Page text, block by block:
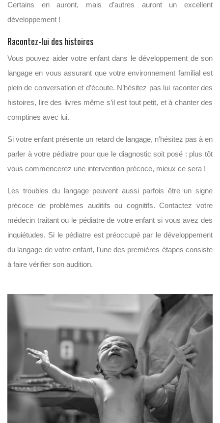
Certains en auront, mais d’autres auront un excellent
développement !
Racontez-lui des histoires
Vous pouvez aider votre enfant dans le développement de son
langage en vous assurant que votre environnement familial est
plein de conversation et d’écoute. N’hésitez pas lui raconter des
histoires, lire des livres même s’il est tout petit, et à chanter des
comptines avec lui.
Si votre enfant présente un retard de langage, n’hésitez pas à en
parler à votre pédiatre pour que le diagnostic soit posé : plus tôt
vous commencerez une intervention précoce, mieux ce sera !
Les troubles du langage peuvent aussi parfois être un signe
précoce de problèmes auditifs ou cognitifs. Contactez votre
médecin traitant ou le pédiatre de votre enfant si vous avez des
inquiétudes. Si le pédiatre est préoccupé par le développement
du langage de votre enfant, l’une des premières étapes consiste
à faire vérifier son audition.